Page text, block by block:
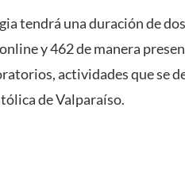
tendrá una duración de
y 462 de manera
actividades que se
de Valparaíso.